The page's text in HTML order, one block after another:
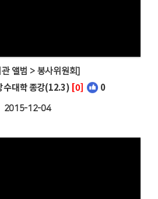
앨범 > 봉사위원회]
수대학 종강(12.3) [0] 0
2015-12-04